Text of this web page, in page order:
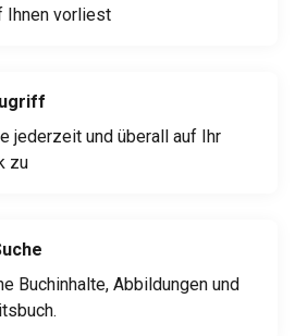
Ihnen vorliest
jederzeit und überall auf Ihr
zu
Buchinhalte, Abbildungen und